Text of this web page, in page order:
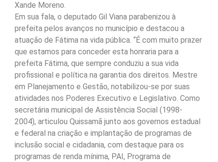
Xande Moreno.
Em sua fala, o deputado Gil Viana parabenizou à
prefeita pelos avanços no município e destacou a
atuação de Fátima na vida pública. “É com muito prazer
que estamos para conceder esta honraria para a
prefeita Fátima, que sempre conduziu a sua vida
profissional e política na garantia dos direitos. Mestre
em Planejamento e Gestão, notabilizou-se por suas
atividades nos Poderes Executivo e Legislativo. Como
secretária municipal de Assistência Social (1998-
2004), articulou Quissamã junto aos governos estadual
e federal na criação e implantação de programas de
inclusão social e cidadania, com destaque para os
programas de renda mínima, PAI, Programa de